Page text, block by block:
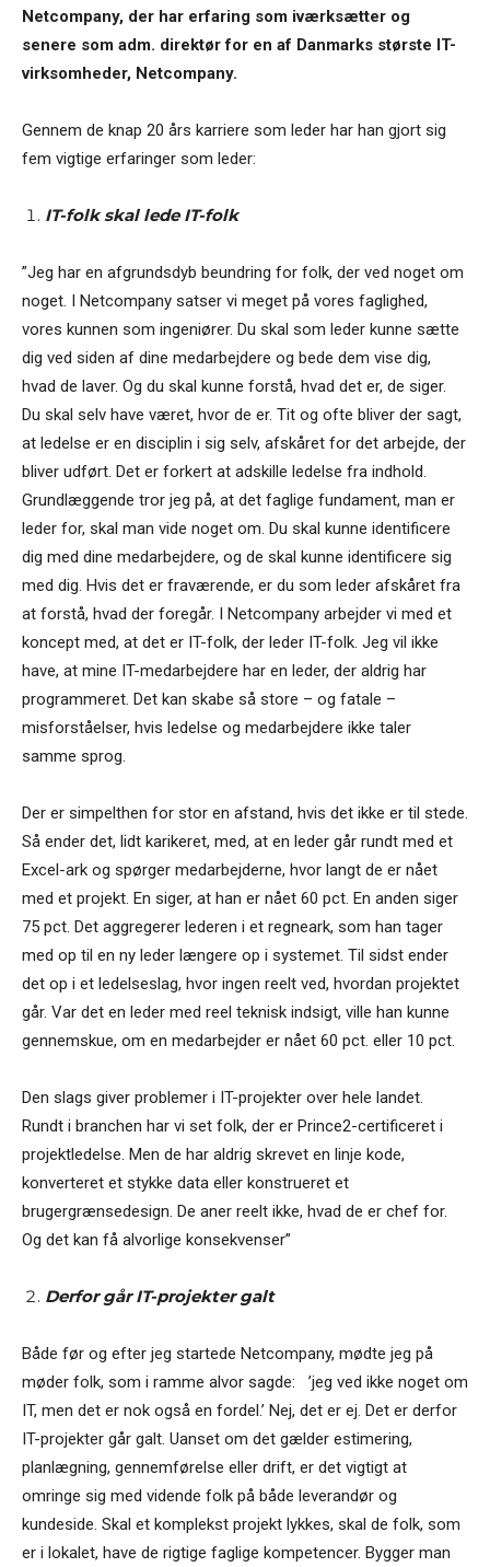
Netcompany, der har erfaring som iværksætter og
senere som adm. direktør for en af Danmarks største IT-
virksomheder, Netcompany.
Gennem de knap 20 års karriere som leder har han gjort sig
fem vigtige erfaringer som leder:
IT-folk skal lede IT-folk
”Jeg har en afgrundsdyb beundring for folk, der ved noget om
noget. I Netcompany satser vi meget på vores faglighed,
vores kunnen som ingeniører. Du skal som leder kunne sætte
dig ved siden af dine medarbejdere og bede dem vise dig,
hvad de laver. Og du skal kunne forstå, hvad det er, de siger.
Du skal selv have været, hvor de er. Tit og ofte bliver der sagt,
at ledelse er en disciplin i sig selv, afskåret for det arbejde, der
bliver udført. Det er forkert at adskille ledelse fra indhold.
Grundlæggende tror jeg på, at det faglige fundament, man er
leder for, skal man vide noget om. Du skal kunne identificere
dig med dine medarbejdere, og de skal kunne identificere sig
med dig. Hvis det er fraværende, er du som leder afskåret fra
at forstå, hvad der foregår. I Netcompany arbejder vi med et
koncept med, at det er IT-folk, der leder IT-folk. Jeg vil ikke
have, at mine IT-medarbejdere har en leder, der aldrig har
programmeret. Det kan skabe så store – og fatale –
misforståelser, hvis ledelse og medarbejdere ikke taler
samme sprog.
Der er simpelthen for stor en afstand, hvis det ikke er til stede.
Så ender det, lidt karikeret, med, at en leder går rundt med et
Excel-ark og spørger medarbejderne, hvor langt de er nået
med et projekt. En siger, at han er nået 60 pct. En anden siger
75 pct. Det aggregerer lederen i et regneark, som han tager
med op til en ny leder længere op i systemet. Til sidst ender
det op i et ledelseslag, hvor ingen reelt ved, hvordan projektet
går. Var det en leder med reel teknisk indsigt, ville han kunne
gennemskue, om en medarbejder er nået 60 pct. eller 10 pct.
Den slags giver problemer i IT-projekter over hele landet.
Rundt i branchen har vi set folk, der er Prince2-certificeret i
projektledelse. Men de har aldrig skrevet en linje kode,
konverteret et stykke data eller konstrueret et
brugergrænsedesign. De aner reelt ikke, hvad de er chef for.
Og det kan få alvorlige konsekvenser”
Derfor går IT-projekter galt
Både før og efter jeg startede Netcompany, mødte jeg på
møder folk, som i ramme alvor sagde: ’jeg ved ikke noget om
IT, men det er nok også en fordel.’ Nej, det er ej. Det er derfor
IT-projekter går galt. Uanset om det gælder estimering,
planlægning, gennemførelse eller drift, er det vigtigt at
omringe sig med vidende folk på både leverandør og
kundeside. Skal et komplekst projekt lykkes, skal de folk, som
er i lokalet, have de rigtige faglige kompetencer. Bygger man